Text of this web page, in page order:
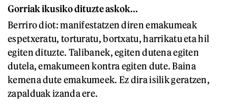
Gorriak ikusiko dituzte askok...
Berriro diot: manifestatzen diren emakumeak
espetxeratu, torturatu, bortxatu, harrikatu eta hil
egiten dituzte. Talibanek, egiten dutena egiten
dutela, emakumeen kontra egiten dute. Baina
kemena dute emakumeek. Ez dira isilik geratzen,
zapalduak izanda ere.